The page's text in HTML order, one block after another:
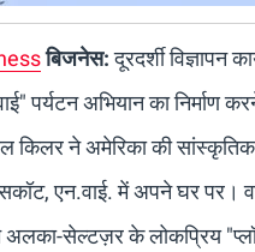
बिजनेस:दूरदर्शी
पर्यटन अभियान का निर्माण
किलर ने अमेरिका की सांस्कृतिक
एन.वाई. में अपने घर पर।
अलका-सेल्टज़र के लोकप्रिय